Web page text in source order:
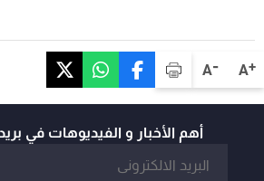
A+
A-
أهم الأخبار و الفيديوهات في